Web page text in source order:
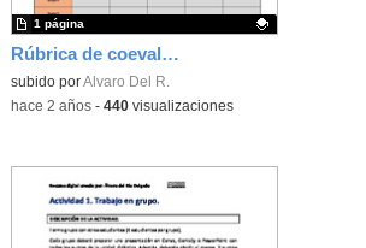
Rúbrica de coevaluación
Contenido educativo.
subido porAlvaro Del R.
1 página
-hace 2 años- 440visualizaciones